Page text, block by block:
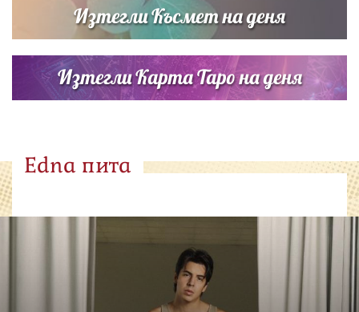
Изтегли Късмет на деня
Изтегли Карта Таро на деня
Edna пита